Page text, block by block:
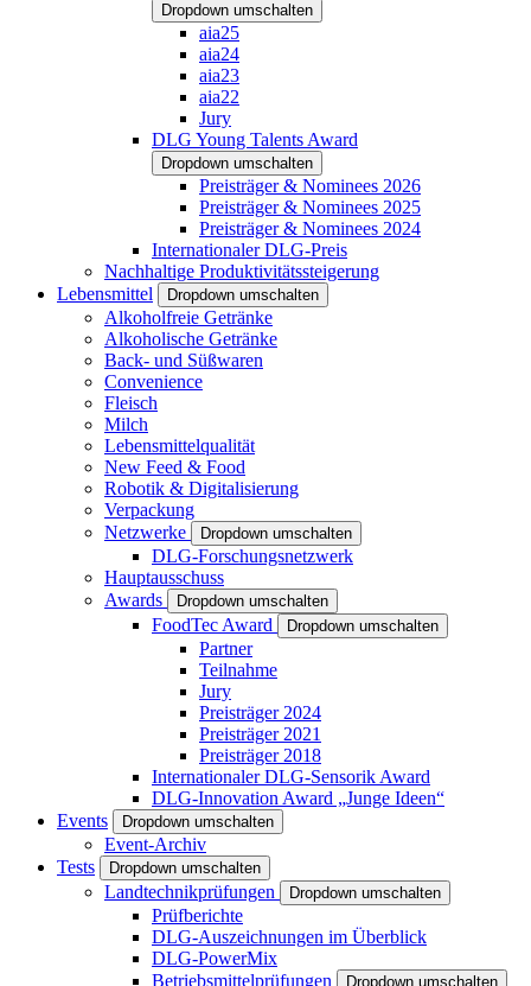
Dropdown umschalten
aia25
aia24
aia23
aia22
Jury
DLG Young Talents Award
Dropdown umschalten
Preisträger & Nominees 2026
Preisträger & Nominees 2025
Preisträger & Nominees 2024
Internationaler DLG-Preis
Nachhaltige Produktivitätssteigerung
Lebensmittel
Dropdown umschalten
Alkoholfreie Getränke
Alkoholische Getränke
Back- und Süßwaren
Convenience
Fleisch
Milch
Lebensmittelqualität
New Feed & Food
Robotik & Digitalisierung
Verpackung
Netzwerke
Dropdown umschalten
DLG-Forschungsnetzwerk
Hauptausschuss
Awards
Dropdown umschalten
FoodTec Award Dropdown umschalten
Partner
Teilnahme
Jury
Preisträger 2024
Preisträger 2021
Preisträger 2018
Internationaler DLG-Sensorik Award
DLG-Innovation Award „Junge Ideen“
Events
Dropdown umschalten
Event-Archiv
Tests
Dropdown umschalten
Landtechnikprüfungen Dropdown umschalten
Prüfberichte
DLG-Auszeichnungen im Überblick
DLG-PowerMix
Betriebsmittelprüfungen
Dropdown umschalten